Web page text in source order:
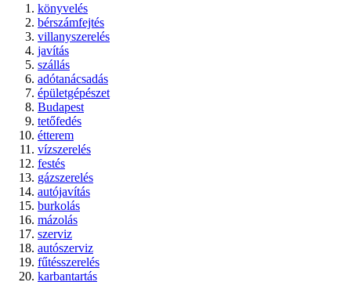
könyvelés
bérszámfejtés
villanyszerelés
javítás
szállás
adótanácsadás
épületgépészet
Budapest
tetőfedés
étterem
vízszerelés
festés
gázszerelés
autójavítás
burkolás
mázolás
szerviz
autószerviz
fűtésszerelés
karbantartás